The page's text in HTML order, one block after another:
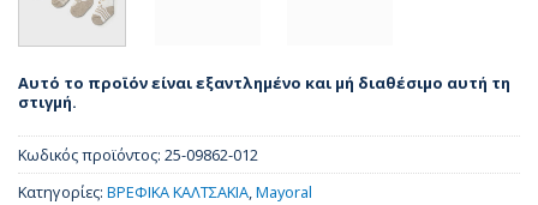
Αυτό το προϊόν είναι εξαντλημένο και μή διαθέσιμο αυτή τη
στιγμή.
Κωδικός προϊόντος: 25-09862-012
Κατηγορίες: ΒΡΕΦΙΚΑ ΚΑΛΤΣΑΚΙΑ,Mayoral